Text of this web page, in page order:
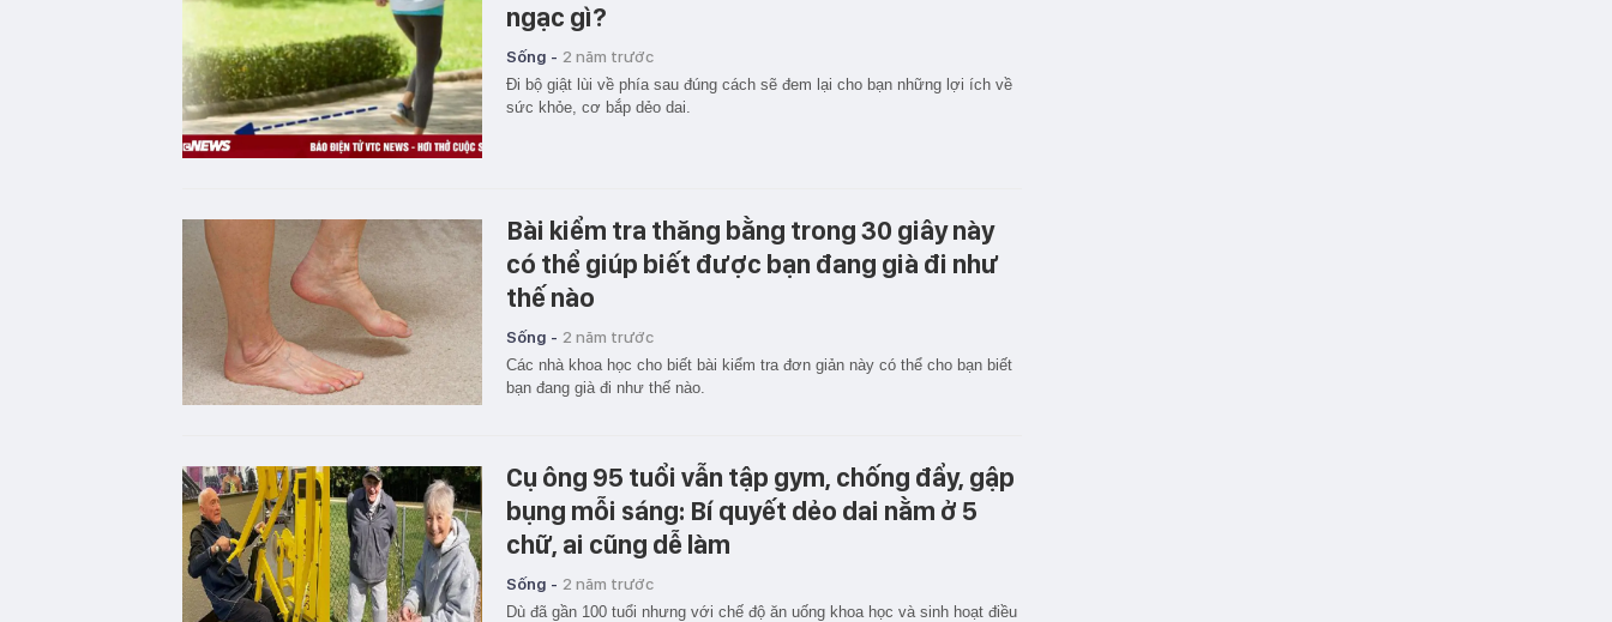
ngạc gì?
Sống - 2 năm trước
Đi bộ giật lùi về phía sau đúng cách sẽ đem lại cho bạn những lợi ích về
sức khỏe, cơ bắp dẻo dai.
Bài kiểm tra thăng bằng trong 30 giây này
có thể giúp biết được bạn đang già đi như
thế nào
Sống - 2 năm trước
Các nhà khoa học cho biết bài kiểm tra đơn giản này có thể cho bạn biết
bạn đang già đi như thế nào.
Cụ ông 95 tuổi vẫn tập gym, chống đẩy, gập
bụng mỗi sáng: Bí quyết dẻo dai nằm ở 5
chữ, ai cũng dễ làm
Sống - 2 năm trước
Dù đã gần 100 tuổi nhưng với chế độ ăn uống khoa học và sinh hoạt điều